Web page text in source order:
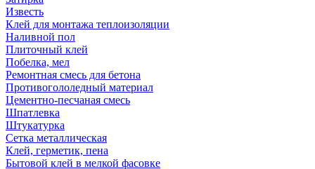
Известь
Клей для монтажа теплоизоляции
Наливной пол
Плиточный клей
Побелка, мел
Ремонтная смесь для бетона
Противогололедный материал
Цементно-песчаная смесь
Шпатлевка
Штукатурка
Сетка металлическая
Клей, герметик, пена
Бытовой клей в мелкой фасовке